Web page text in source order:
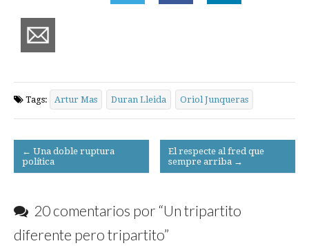
Tags: Artur Mas Duran Lleida Oriol Junqueras
Post
navigation
← Una doble ruptura
política
El respecte al fred que
sempre arriba →
20 comentarios por “Un tripartito
diferente pero tripartito”